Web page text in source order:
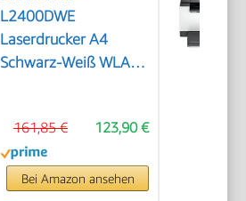
L2400DWE
Laserdrucker A4
Schwarz-Weiß WLAN
Display
123,90 €
161,85 €
Bei Amazon ansehen